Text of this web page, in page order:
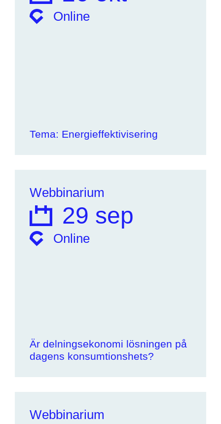
Online
Tema: Energieffektivisering
Webbinarium
29 sep
Online
Är delningsekonomi lösningen på
dagens konsumtionshets?
Webbinarium